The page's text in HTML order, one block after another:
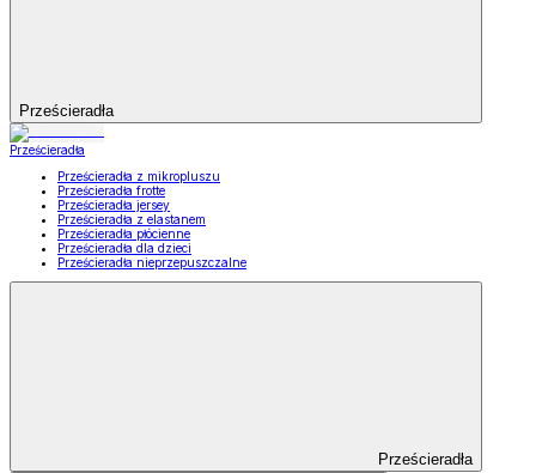
Prześcieradła
Prześcieradła
Prześcieradła z mikropluszu
Prześcieradła frotte
Prześcieradła jersey
Prześcieradła z elastanem
Prześcieradła płócienne
Prześcieradła dla dzieci
Prześcieradła nieprzepuszczalne
Prześcieradła